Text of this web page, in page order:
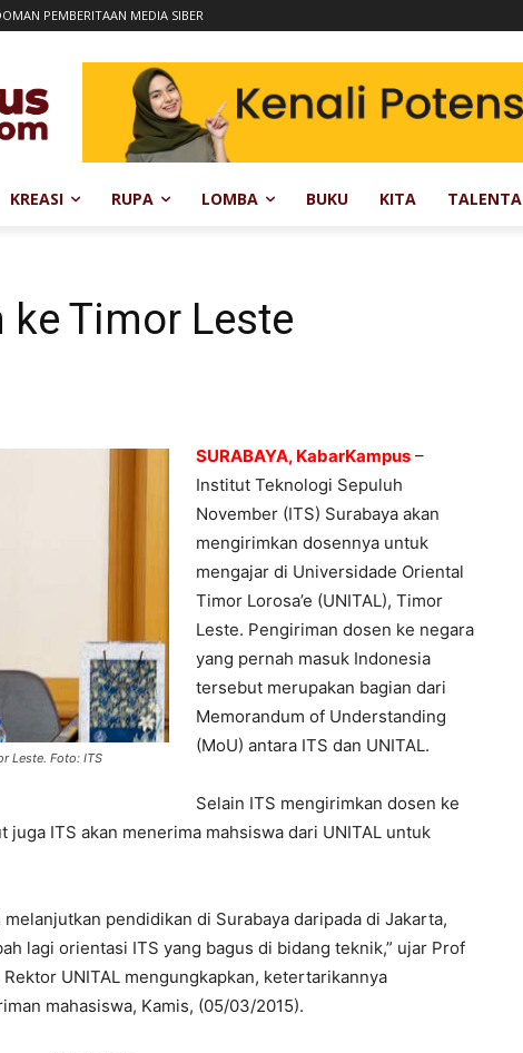
PEMBERITAAN MEDIA SIBER
KREASI RUPA LOMBA BUKU KITA TALENTA
ke Timor Leste
Leste. Foto: ITS
SURABAYA, KabarKampus –
Institut Teknologi Sepuluh
November (ITS) Surabaya akan
mengirimkan dosennya untuk
mengajar di Universidade Oriental
Timor Lorosa’e (UNITAL), Timor
Leste. Pengiriman dosen ke negara
yang pernah masuk Indonesia
tersebut merupakan bagian dari
Memorandum of Understanding
(MoU) antara ITS dan UNITAL.
Selain ITS mengirimkan dosen ke
ITS akan menerima mahsiswa dari UNITAL untuk
pendidikan di Surabaya daripada di Jakarta,
lagi orientasi ITS yang bagus di bidang teknik,” ujar Prof
UNITAL mengungkapkan, ketertarikannya
mahasiswa, Kamis, (05/03/2015).